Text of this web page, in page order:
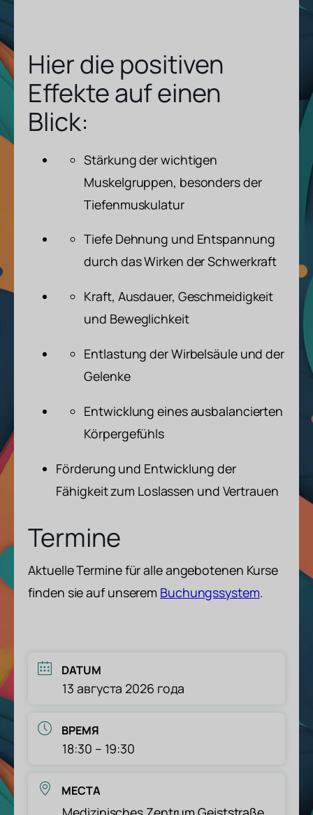
Hier die positiven
Effekte auf einen
Blick:
Stärkung der wichtigen
Muskelgruppen, besonders der
Tiefenmuskulatur
Tiefe Dehnung und Entspannung
durch das Wirken der Schwerkraft
Kraft, Ausdauer, Geschmeidigkeit
und Beweglichkeit
Entlastung der Wirbelsäule und der
Gelenke
Entwicklung eines ausbalancierten
Körpergefühls
Förderung und Entwicklung der
Fähigkeit zum Loslassen und Vertrauen
Termine
Aktuelle Termine für alle angebotenen Kurse
finden sie auf unserem Buchungssystem.
DATUM
13 августа 2026 года
ВРЕМЯ
18:30 – 19:30
МЕСТА